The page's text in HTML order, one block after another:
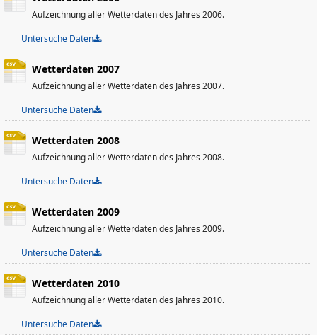
Aufzeichnung aller Wetterdaten des Jahres 2006.
Untersuche Daten
Wetterdaten 2007
Aufzeichnung aller Wetterdaten des Jahres 2007.
Untersuche Daten
Wetterdaten 2008
Aufzeichnung aller Wetterdaten des Jahres 2008.
Untersuche Daten
Wetterdaten 2009
Aufzeichnung aller Wetterdaten des Jahres 2009.
Untersuche Daten
Wetterdaten 2010
Aufzeichnung aller Wetterdaten des Jahres 2010.
Untersuche Daten